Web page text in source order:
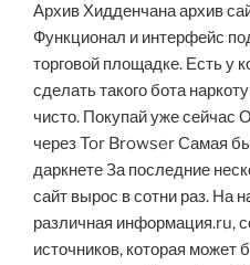
Архив Хидденчана архив
Функционал и интерфейс
торговой площадке. Есть у
сделать такого бота
чисто. Покупай уже сейчас
через Tor Browser Самая
даркнете За последние
сайт вырос в сотни раз. На
различная информация.ru,
источников, которая может